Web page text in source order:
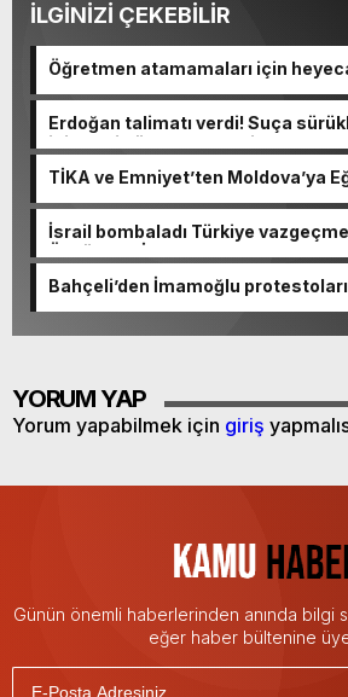
İLGİNİZİ ÇEKEBİLİR
Öğretmen atamamaları için
Erdoğan talimatı verdi! Suça
için yeni düzenleme geliyor
TİKA ve Emniyet’ten Moldova’ya
İsrail bombaladı Türkiye
Üssüne “HİSAR” konuşlandırılıyor
Bahçeli’den İmamoğlu
YORUM YAP
Yorum yapabilmek için giriş
Günün önemli haberlerinden anında bilgi
eğer haber bültenine